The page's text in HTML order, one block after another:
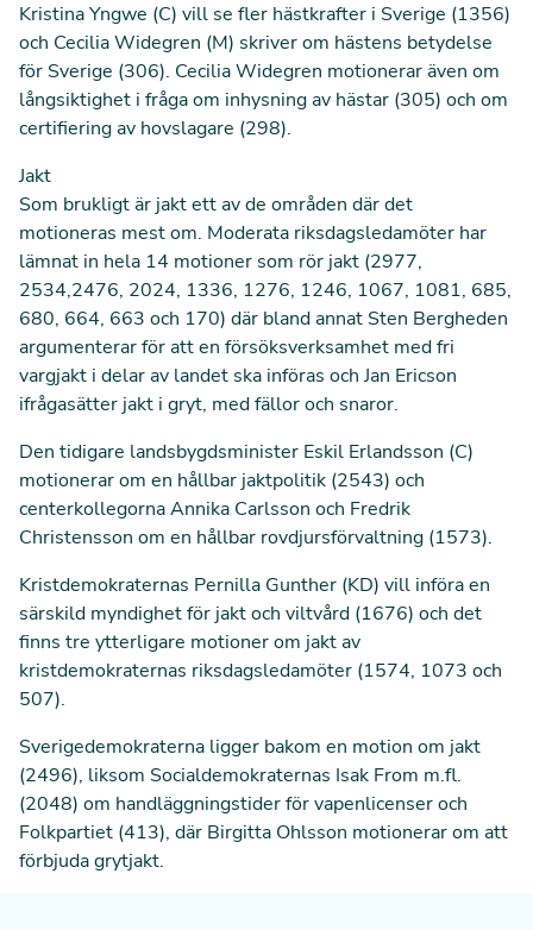
Kristina Yngwe (C) vill se fler hästkrafter i Sverige (1356)
och Cecilia Widegren (M) skriver om hästens betydelse
för Sverige (306). Cecilia Widegren motionerar även om
långsiktighet i fråga om inhysning av hästar (305) och om
certifiering av hovslagare (298).
Jakt
Som brukligt är jakt ett av de områden där det
motioneras mest om. Moderata riksdagsledamöter har
lämnat in hela 14 motioner som rör jakt (2977,
2534,2476, 2024, 1336, 1276, 1246, 1067, 1081, 685,
680, 664, 663 och 170) där bland annat Sten Bergheden
argumenterar för att en försöksverksamhet med fri
vargjakt i delar av landet ska införas och Jan Ericson
ifrågasätter jakt i gryt, med fällor och snaror.
Den tidigare landsbygdsminister Eskil Erlandsson (C)
motionerar om en hållbar jaktpolitik (2543) och
centerkollegorna Annika Carlsson och Fredrik
Christensson om en hållbar rovdjursförvaltning (1573).
Kristdemokraternas Pernilla Gunther (KD) vill införa en
särskild myndighet för jakt och viltvård (1676) och det
finns tre ytterligare motioner om jakt av
kristdemokraternas riksdagsledamöter (1574, 1073 och
507).
Sverigedemokraterna ligger bakom en motion om jakt
(2496), liksom Socialdemokraternas Isak From m.fl.
(2048) om handläggningstider för vapenlicenser och
Folkpartiet (413), där Birgitta Ohlsson motionerar om att
förbjuda grytjakt.